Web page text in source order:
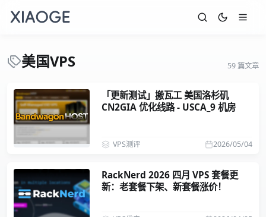
美国VPS 59 篇文章
「更新测试」搬瓦工 美国洛杉矶
CN2GIA 优化线路 - USCA_9 机房
2026/05/04
VPS测评
RackNerd 2026 四月 VPS 套餐更
新：老套餐下架、新套餐涨价！